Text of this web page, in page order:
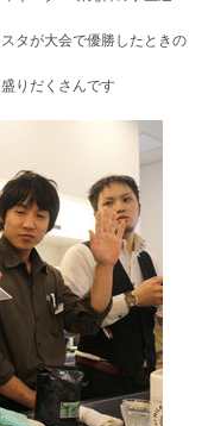
タが大会で優勝したときの
りだくさんです